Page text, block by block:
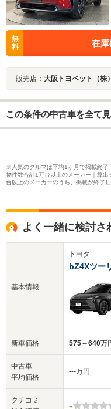
無
料
在
販売店： 大阪トヨペット（株
この条件の中古車を全て
※人気のクルマは平均1ヶ月で掲載終了
物件数合計1万台以上のメーカー｜算
台以上のメーカーのうち、掲載が終了
よく一緒に検討さ
基本情報
新車価格
中古車
平均価格
クチコミ
トヨタ
bZ4Xツー
575～640万
‐‐‐万円
-